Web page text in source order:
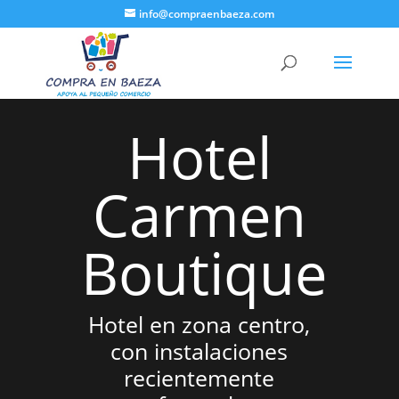
info@compraenbaeza.com
Hotel
Carmen
Boutique
Hotel en zona centro,
con instalaciones
recientemente